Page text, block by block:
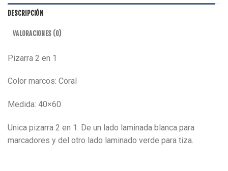
DESCRIPCIÓN
VALORACIONES (0)
Pizarra 2 en 1
Color marcos: Coral
Medida: 40×60
Unica pizarra 2 en 1. De un lado laminada blanca para
marcadores y del otro lado laminado verde para tiza.